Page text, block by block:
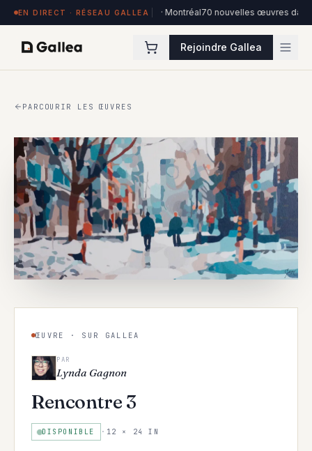
EN DIRECT · RÉSEAU GALLEA
exposées à Hôtel de l'ITHQ · Montréal 70 nouvelles œuvres dans la
Rejoindre Gallea
PARCOURIR LES ŒUVRES
ŒUVRE · SUR GALLEA
PAR
Lynda Gagnon
Rencontre 3
DISPONIBLE · 12 × 24 IN